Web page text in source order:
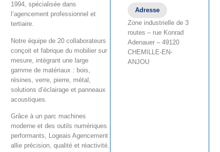
1994, spécialisée dans
l’agencement professionnel et
tertiaire.
Notre équipe de 20 collaborateurs
conçoit et fabrique du mobilier sur
mesure, intégrant une large
gamme de matériaux : bois,
résines, verre, pierre, métal,
solutions d’éclairage et panneaux
acoustiques.
Grâce à un parc machines
moderne et des outils numériques
performants, Logeais Agencement
allie précision, qualité et réactivité.
Adresse
Zone industrielle de 3
routes – rue Konrad
Adenauer – 49120
CHEMILLE-EN-
ANJOU